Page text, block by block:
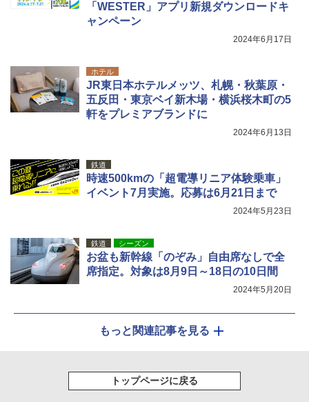
「WESTER」アプリ新規ダウンロードキ
ャンペーン
2024年6月17日
ホテル
JR東日本ホテルメッツ、札幌・秋葉原・
五反田・東京ベイ新木場・横浜桜木町の5
軒をプレミアブランドに
2024年6月13日
鉄道
時速500kmの「超電導リニア体験乗車」
イベント7月実施。応募は6月21日まで
2024年5月23日
鉄道 シーズン
お盆も新幹線「のぞみ」自由席なしで全
席指定。対象は8月9日～18日の10日間
2024年5月20日
もっと関連記事を見る
トップページに戻る